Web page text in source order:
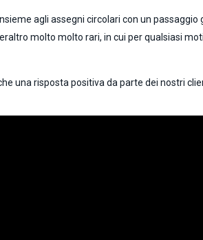
agli assegni circolari con un passaggio
molto molto rari, in cui per qualsiasi
una risposta positiva da parte dei nostri